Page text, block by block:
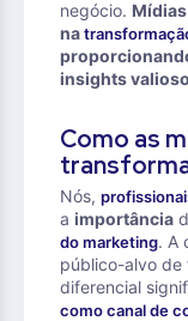
negócio.
na
insights
Como as
Nós,
a importância
do marketing. A
público-alvo de
diferencial
como canal de